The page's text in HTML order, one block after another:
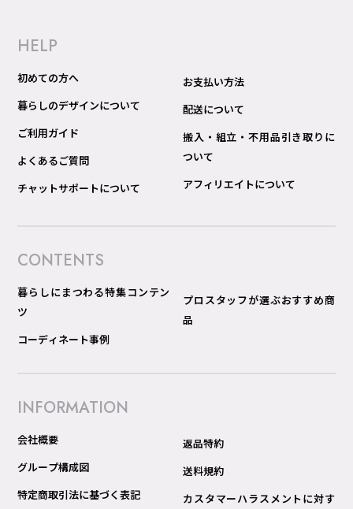
HELP
初めての方へ
暮らしのデザインについて
ご利用ガイド
よくあるご質問
チャットサポートについて
お支払い方法
配送について
搬入・組立・不用品引き取りに
ついて
アフィリエイトについて
CONTENTS
暮らしにまつわる特集コンテン
ツ
コーディネート事例
プロスタッフが選ぶおすすめ商
品
INFORMATION
会社概要
グループ構成図
特定商取引法に基づく表記
返品特約
送料規約
カスタマーハラスメントに対す